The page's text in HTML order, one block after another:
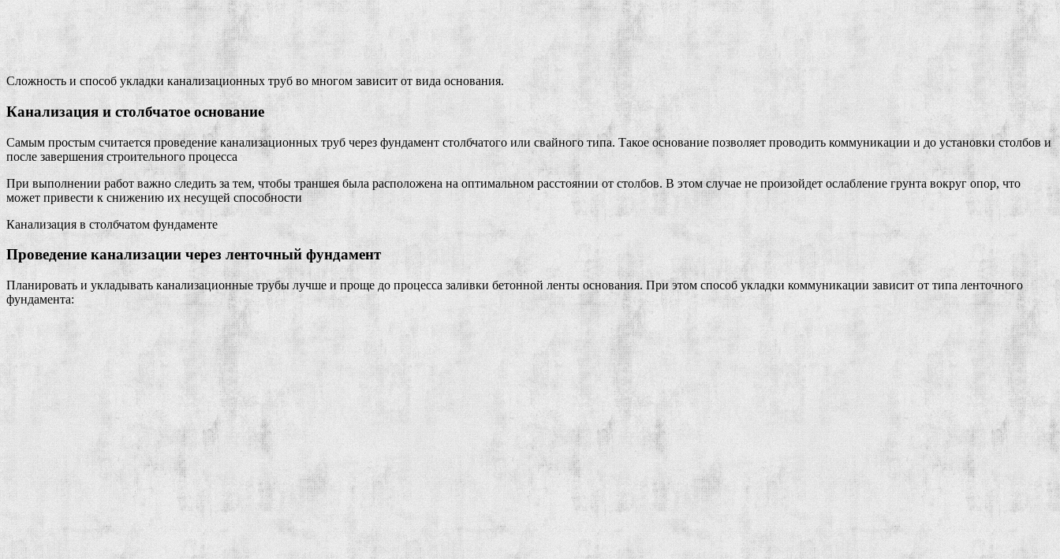
Сложность и способ укладки канализационных труб во многом зависит от вида основания.
Канализация и столбчатое основание
Самым простым считается проведение канализационных труб через фундамент столбчатого или свайного типа. Такое основание позволяет проводить коммуникации и до установки столбов и
после завершения строительного процесса
При выполнении работ важно следить за тем, чтобы траншея была расположена на оптимальном расстоянии от столбов. В этом случае не произойдет ослабление грунта вокруг опор, что
может привести к снижению их несущей способности
Канализация в столбчатом фундаменте
Проведение канализации через ленточный фундамент
Планировать и укладывать канализационные трубы лучше и проще до процесса заливки бетонной ленты основания. При этом способ укладки коммуникации зависит от типа ленточного
фундамента: